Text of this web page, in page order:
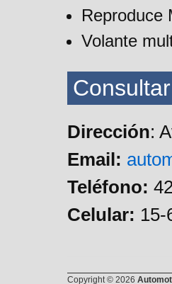
Reproduce
Volante
Dirección:
Email:
Teléfono:
Celular: 15-
Copyright © 2026